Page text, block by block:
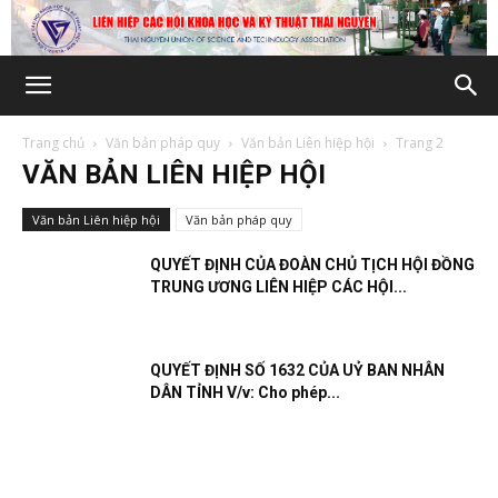
Trang chủ Văn bản pháp quy Văn bản Liên hiệp hội Trang 2
VĂN BẢN LIÊN HIỆP HỘI
Văn bản Liên hiệp hội Văn bản pháp quy
QUYẾT ĐỊNH CỦA ĐOÀN CHỦ TỊCH HỘI ĐỒNG
TRUNG ƯƠNG LIÊN HIỆP CÁC HỘI...
QUYẾT ĐỊNH SỐ 1632 CỦA UỶ BAN NHÂN
DÂN TỈNH V/v: Cho phép...